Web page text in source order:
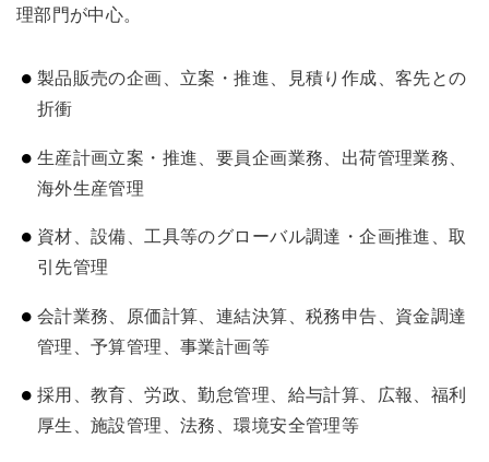
理部門が中心。
製品販売の企画、立案・推進、見積り作成、客先との
折衝
生産計画立案・推進、要員企画業務、出荷管理業務、
海外生産管理
資材、設備、工具等のグローバル調達・企画推進、取
引先管理
会計業務、原価計算、連結決算、税務申告、資金調達
管理、予算管理、事業計画等
採用、教育、労政、勤怠管理、給与計算、広報、福利
厚生、施設管理、法務、環境安全管理等